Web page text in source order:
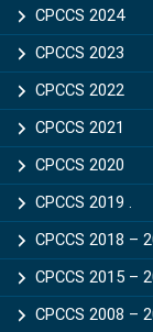
CPCCS 2024
CPCCS 2023
CPCCS 2022
CPCCS 2021
CPCCS 2020
CPCCS 2019 .
CPCCS 2018 –
CPCCS 2015 –
CPCCS 2008 –